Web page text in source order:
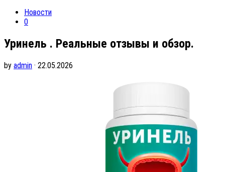
Новости
0
Уринель . Реальные отзывы и обзор.
by admin · 22.05.2026